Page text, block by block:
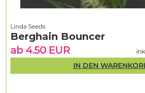
Linda Seeds
Berghain Bouncer
ab 4.50 EUR
IN DEN